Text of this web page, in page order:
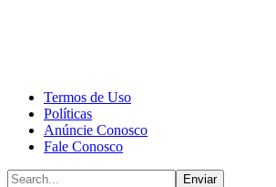
Termos de Uso
Políticas
Anúncie Conosco
Fale Conosco
Enviar